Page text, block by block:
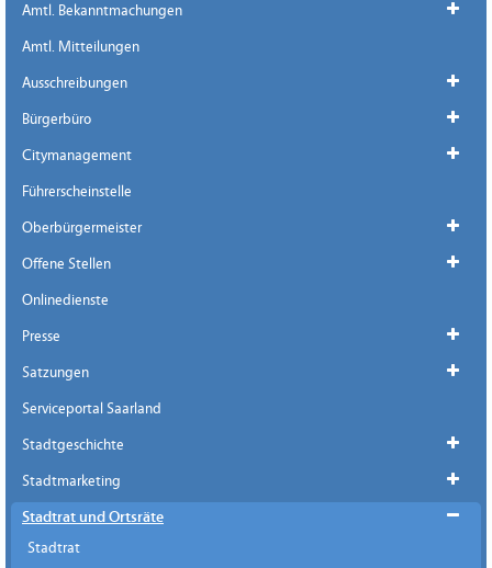
Amtl. Bekanntmachungen
Amtl. Mitteilungen
Ausschreibungen
Bürgerbüro
Citymanagement
Führerscheinstelle
Oberbürgermeister
Offene Stellen
Onlinedienste
Presse
Satzungen
Serviceportal Saarland
Stadtgeschichte
Stadtmarketing
Stadtrat und Ortsräte
Stadtrat